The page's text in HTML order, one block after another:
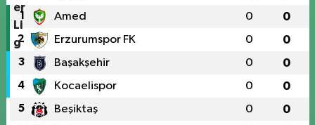
1 Amed 0 0
2 Erzurumspor FK 0 0
3 Başakşehir 0 0
4 Kocaelispor 0 0
5 Beşiktaş 0 0